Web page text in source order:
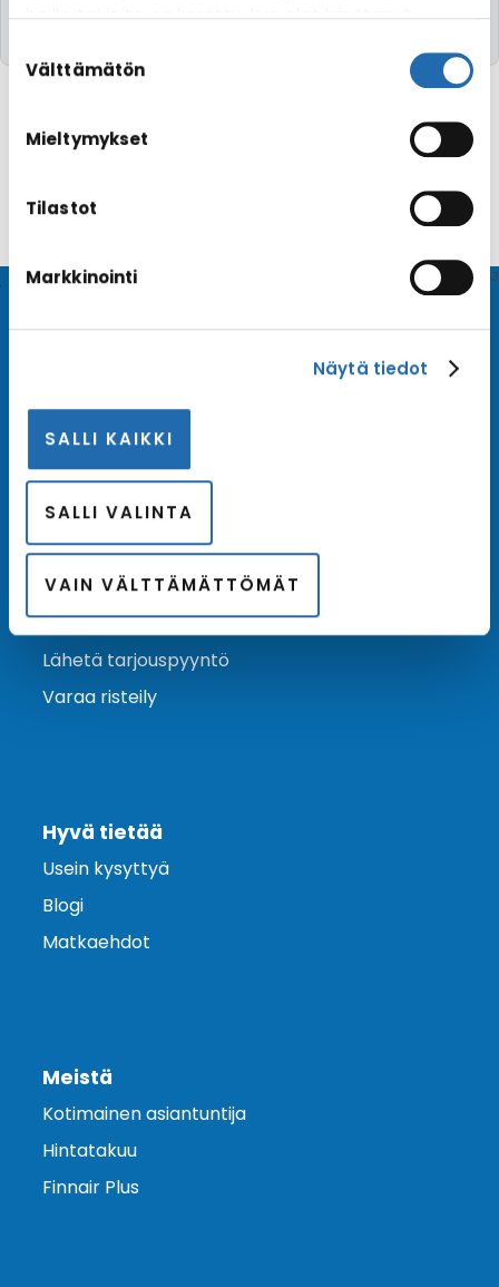
evästeasetuksiesi hyväksyntää sivuston
linkistä.
valinta
Välttämätön
Mieltymykset
Tilastot
Markkinointi
Näytä tiedot
SALLI KAIKKI
SALLI VALINTA
VAIN VÄLTTÄMÄTTÖMÄT
V4.1663
varustamoiden tarjouksista ja kampanjaeduista.
Ota yhteyttä
Asiakaspalvelu
Lähetä tarjouspyyntö
Varaa risteily
Hyvä tietää
Usein kysyttyä
Blogi
Matkaehdot
Meistä
Kotimainen asiantuntija
Hintatakuu
Finnair Plus